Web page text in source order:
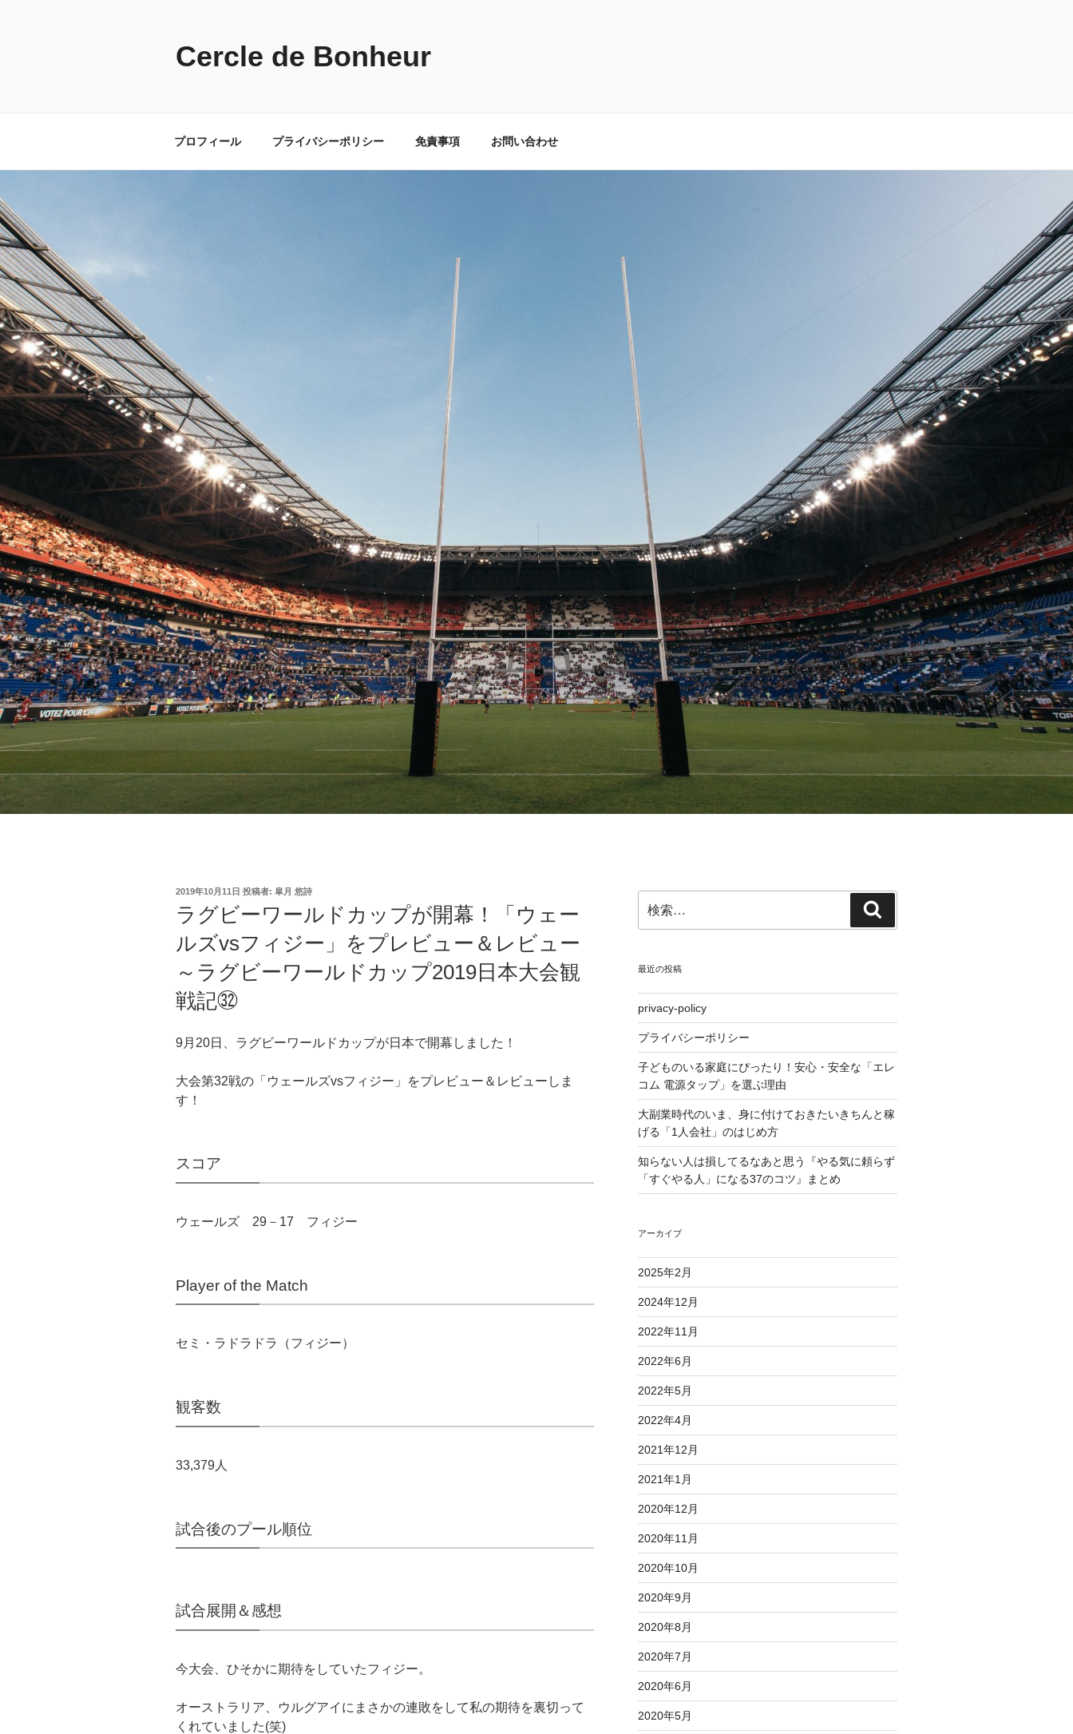
Cercle de Bonheur
プロフィール プライバシーポリシー 免責事項 お問い合わせ
投
日:
2019年10月11日 投稿者: 皐月 悠詩
ラグビーワールドカップが開幕！「ウェー
ルズvsフィジー」をプレビュー＆レビュー
～ラグビーワールドカップ2019日本大会観
戦記㉜
9月20日、ラグビーワールドカップが日本で開幕しました！
大会第32戦の「ウェールズvsフィジー」をプレビュー＆レビューしま
す！
スコア
ウェールズ 29－17 フィジー
Player of the Match
セミ・ラドラドラ（フィジー）
観客数
33,379人
試合後のプール順位
試合展開＆感想
今大会、ひそかに期待をしていたフィジー。
オーストラリア、ウルグアイにまさかの連敗をして私の期待を裏切って
くれていました(笑)
索:
索
最近の投稿
privacy-policy
プライバシーポリシー
子どものいる家庭にぴったり！安心・安全な「エレ
コム 電源タップ」を選ぶ理由
大副業時代のいま、身に付けておきたいきちんと稼
げる「1人会社」のはじめ方
知らない人は損してるなあと思う『やる気に頼らず
「すぐやる人」になる37のコツ』まとめ
アーカイブ
2025年2月
2024年12月
2022年11月
2022年6月
2022年5月
2022年4月
2021年12月
2021年1月
2020年12月
2020年11月
2020年10月
2020年9月
2020年8月
2020年7月
2020年6月
2020年5月